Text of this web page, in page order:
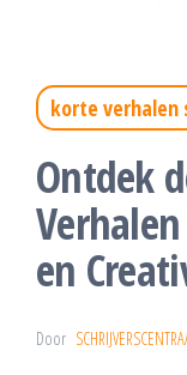
korte verhalen
Ontdek
en
Door